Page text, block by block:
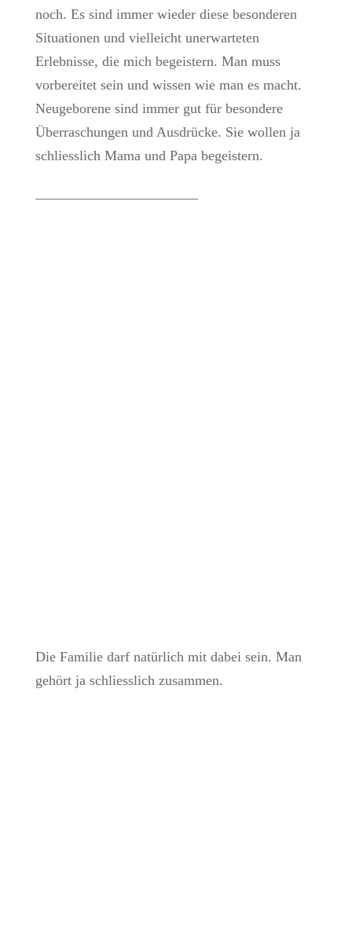
noch. Es sind immer wieder diese besonderen
Situationen und vielleicht unerwarteten
Erlebnisse, die mich begeistern. Man muss
vorbereitet sein und wissen wie man es macht.
Neugeborene sind immer gut für besondere
Überraschungen und Ausdrücke. Sie wollen ja
schliesslich Mama und Papa begeistern.
Die Familie darf natürlich mit dabei sein. Man
gehört ja schliesslich zusammen.